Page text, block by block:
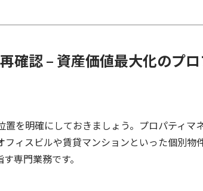
確認– 資産価値最大化のプロ
置を明確にしておきましょう。プロパティマ
ィスビルや賃貸マンションといった個別物
専門業務です。